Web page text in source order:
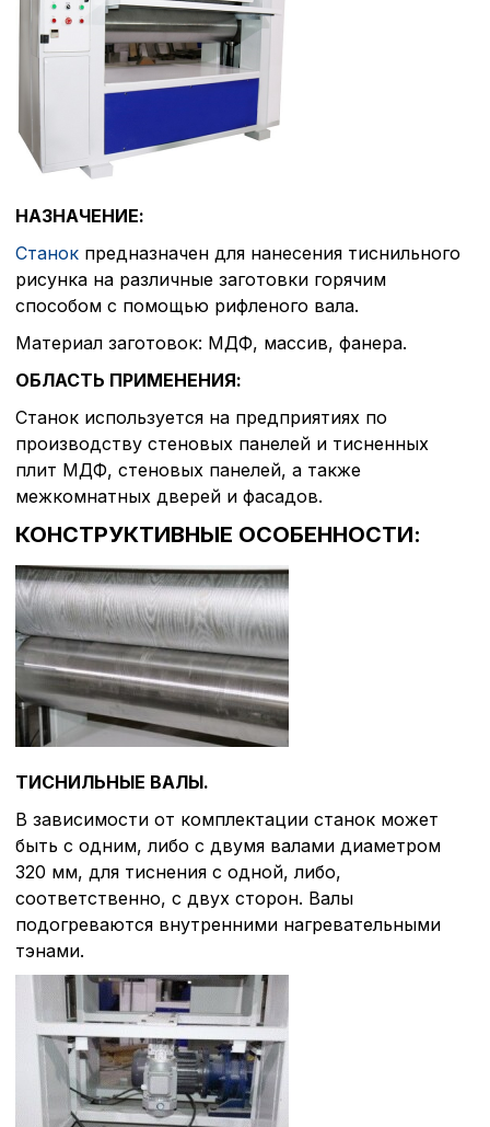
НАЗНАЧЕНИЕ:
Станок предназначен для нанесения тиснильного
рисунка на различные заготовки горячим
способом с помощью рифленого вала.
Материал заготовок: МДФ, массив, фанера.
ОБЛАСТЬ ПРИМЕНЕНИЯ:
Станок используется на предприятиях по
производству стеновых панелей и тисненных
плит МДФ, стеновых панелей, а также
межкомнатных дверей и фасадов.
КОНСТРУКТИВНЫЕ ОСОБЕННОСТИ:
ТИСНИЛЬНЫЕ ВАЛЫ.
В зависимости от комплектации станок может
быть с одним, либо с двумя валами диаметром
320 мм, для тиснения с одной, либо,
соответственно, с двух сторон. Валы
подогреваются внутренними нагревательными
тэнами.